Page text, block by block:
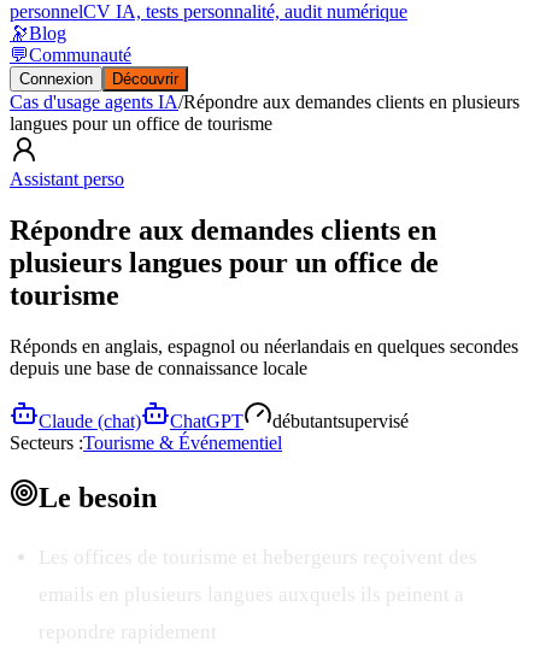
personnelCV IA, tests personnalité, audit numérique
🔭Blog
💬Communauté
Connexion Découvrir
Cas d'usage agents IA/Répondre aux demandes clients en plusieurs
langues pour un office de tourisme
Assistant perso
Répondre aux demandes clients en
plusieurs langues pour un office de
tourisme
Réponds en anglais, espagnol ou néerlandais en quelques secondes
depuis une base de connaissance locale
Claude (chat) ChatGPT débutantsupervisé
Secteurs :Tourisme & Événementiel
Le besoin
Les offices de tourisme et hebergeurs reçoivent des
emails en plusieurs langues auxquels ils peinent a
repondre rapidement